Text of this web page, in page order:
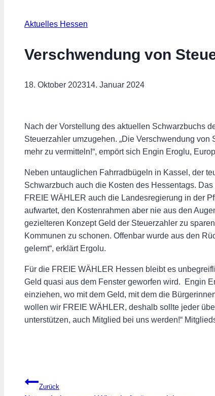
Aktuelles Hessen
Verschwendung von
18. Oktober 202314. Januar 2024
Nach der Vorstellung des aktuellen Schwarzbuchs
Steuerzahler umzugehen. „Die Verschwendung
mehr zu vermitteln!“, empört sich Engin Eroglu,
Neben untauglichen Fahrradbügeln in Kassel, der
Schwarzbuch auch die Kosten des Hessentags.
FREIE WÄHLER auch die Landesregierung in der
aufwartet, den Kostenrahmen aber nie aus den
gezielteren Konzept Geld der Steuerzahler zu
Kommunen zu schonen. Offenbar wurde aus den
gelernt“, erklärt Ergolu.
Für die FREIE WÄHLER Hessen bleibt es
Geld quasi aus dem Fenster geworfen wird. Engin
einziehen, wo mit dem Geld, mit dem die
wollen wir FREIE WÄHLER, deshalb sollte jeder
unterstützen, auch Mitglied bei uns werden!“
Beitragsnavigation
Zurück